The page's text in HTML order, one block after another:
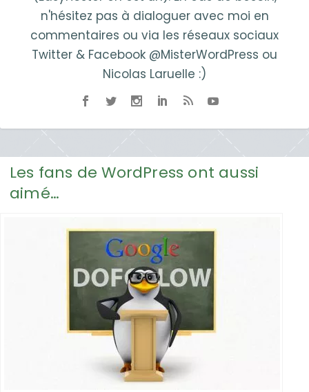
n'hésitez pas à dialoguer avec moi en
commentaires ou via les réseaux sociaux
Twitter & Facebook @MisterWordPress ou
Nicolas Laruelle :)
Les fans de WordPress ont aussi
aimé…